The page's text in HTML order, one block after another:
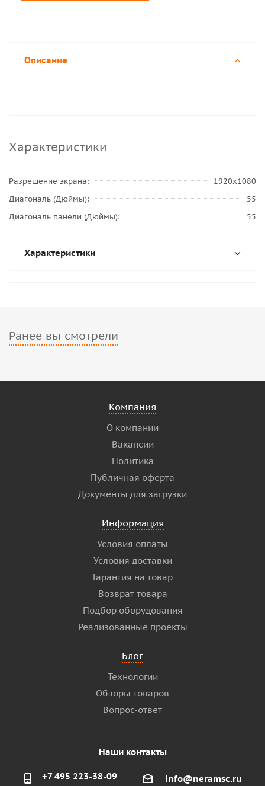
Описание
Характеристики
Разрешение экрана
1920x1080
Диагональ (Дюймы)
55
Диагональ панели (Дюймы)
55
Характеристики
Ранее вы смотрели
Компания
О компании
Вакансии
Политика
Публичная оферта
Документы для загрузки
Информация
Условия оплаты
Условия доставки
Гарантия на товар
Возврат товара
Подбор оборудования
Реализованные проекты
Блог
Технологии
Обзоры товаров
Вопрос-ответ
Наши контакты
+7 495 223-38-09 info@neramsc.ru